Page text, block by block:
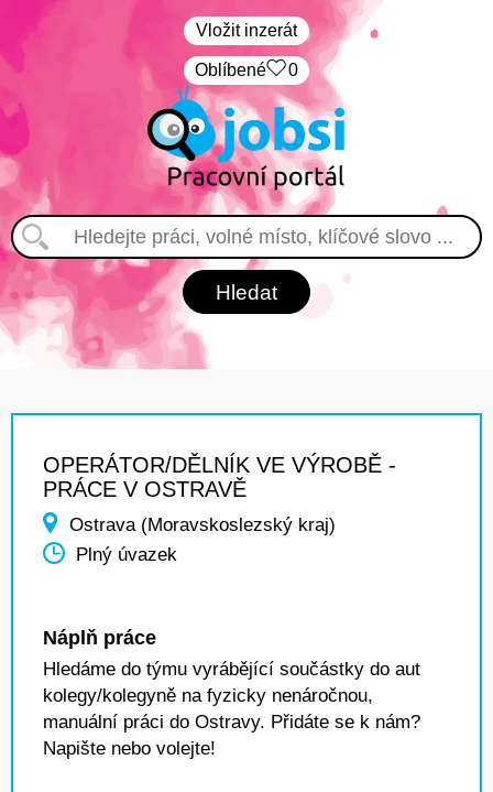
Vložit inzerát
Oblíbené 0
OPERÁTOR/DĚLNÍK VE VÝROBĚ -
PRÁCE V OSTRAVĚ
Ostrava (Moravskoslezský kraj)
Plný úvazek
Náplň práce
Hledáme do týmu vyrábějící součástky do aut
kolegy/kolegyně na fyzicky nenáročnou,
manuální práci do Ostravy. Přidáte se k nám?
Napište nebo volejte!